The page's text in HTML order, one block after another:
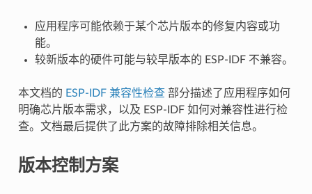
应用程序可能依赖于某个芯片版本的修复内容或功
能。
较新版本的硬件可能与较早版本的 ESP-IDF 不兼容。
本文档的 ESP-IDF 兼容性检查部分描述了应用程序如何
明确芯片版本需求，以及 ESP-IDF 如何对兼容性进行检
查。文档最后提供了此方案的故障排除相关信息。
版本控制方案